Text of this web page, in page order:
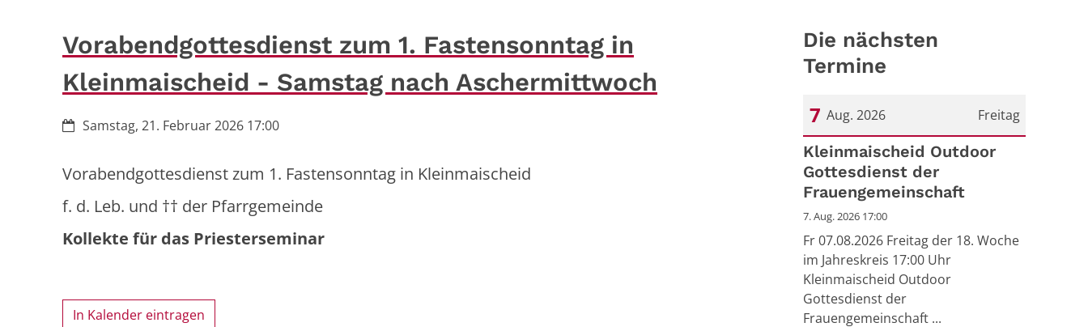
Vorabendgottesdienst zum 1. Fastensonntag in
Kleinmaischeid - Samstag nach Aschermittwoch
Datum:
Samstag, 21. Februar 2026 17:00
Vorabendgottesdienst zum 1. Fastensonntag in Kleinmaischeid
f. d. Leb. und †† der Pfarrgemeinde
Kollekte für das Priesterseminar
In Kalender eintragen
Die nächsten
Termine
Freitag
7 Aug. 2026
Datum: 7. August 2026
Kleinmaischeid Outdoor
Gottesdienst der
Frauengemeinschaft
7. Aug. 2026 17:00
Fr 07.08.2026 Freitag der 18. Woche
im Jahreskreis 17:00 Uhr
Kleinmaischeid Outdoor
Gottesdienst der
Frauengemeinschaft ...